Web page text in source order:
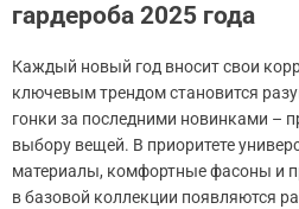
гардероба 2025 года
Каждый новый год вносит свои
ключевым трендом становится
гонки за последними новинками –
выбору вещей. В приоритете
материалы, комфортные фасоны и
в базовой коллекции появляются